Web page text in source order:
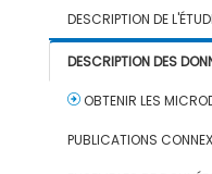
DESCRIPTION DE
DESCRIPTION DES
OBTENIR LES
PUBLICATIONS